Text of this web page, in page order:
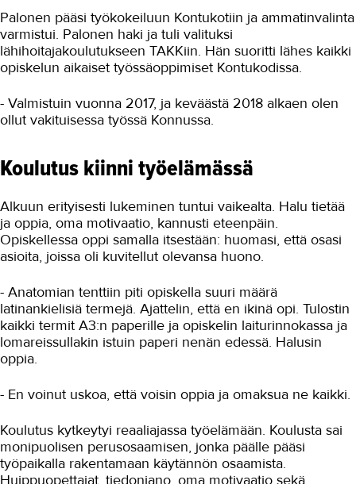
onnistuneesti
Opiskelemaan 12 kotiäitivuoden
jälkeen
”Vakituinen työsuhde, onhan se
aikamoista”
Muistisairaus johdatti hoiva-alalle
alalla
Opettajasta hoiva-avustajaksi
Suuret elämänmuutokset
alanvaihdon taustalla
Kokemustoimija on rinnalla kulkija
Mallitoimistoyrittäjästä lähihoitajaksi
Hoiva-avustaja: Hoitotyötä
ja luottamusta
Sote-alalle suurella sydämellä
Asumisneuvojan pilottikoulutuksella
arjen apua ikääntyneille
Palonen pääsi työkokeiluun Kontukotiin ja ammatinvalinta
varmistui. Palonen haki ja tuli valituksi
lähihoitajakoulutukseen TAKKiin. Hän suoritti lähes kaikki
opiskelun aikaiset työssäoppimiset Kontukodissa.
- Valmistuin vuonna 2017, ja keväästä 2018 alkaen olen
ollut vakituisessa työssä Konnussa.
Koulutus kiinni työelämässä
Alkuun erityisesti lukeminen tuntui vaikealta. Halu tietää
ja oppia, oma motivaatio, kannusti eteenpäin.
Opiskellessa oppi samalla itsestään: huomasi, että osasi
asioita, joissa oli kuvitellut olevansa huono.
- Anatomian tenttiin piti opiskella suuri määrä
latinankielisiä termejä. Ajattelin, että en ikinä opi. Tulostin
kaikki termit A3:n paperille ja opiskelin laiturinnokassa ja
lomareissullakin istuin paperi nenän edessä. Halusin
oppia.
- En voinut uskoa, että voisin oppia ja omaksua ne kaikki.
Koulutus kytkeytyi reaaliajassa työelämään. Koulusta sai
monipuolisen perusosaamisen, jonka päälle pääsi
työpaikalla rakentamaan käytännön osaamista.
Huippuopettajat, tiedonjano, oma motivaatio sekä